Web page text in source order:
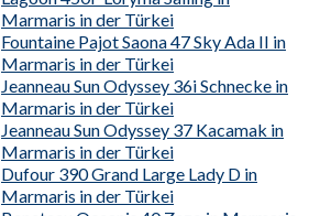
Marmaris in der Türkei
Fountaine Pajot Saona 47 Sky Ada II in
Marmaris in der Türkei
Jeanneau Sun Odyssey 36i Schnecke in
Marmaris in der Türkei
Jeanneau Sun Odyssey 37 Kacamak in
Marmaris in der Türkei
Dufour 390 Grand Large Lady D in
Marmaris in der Türkei